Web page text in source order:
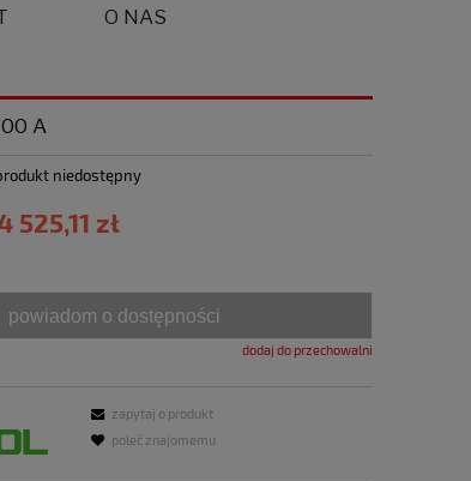
O NAS
A
niedostępny
525,11 zł
powiadom o dostępności
dodaj do przechowalni
zapytaj o produkt
poleć znajomemu